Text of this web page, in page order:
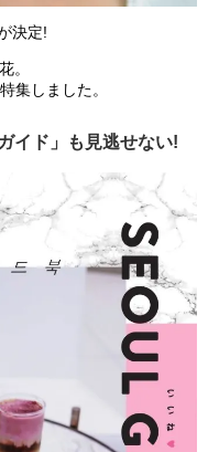
決定!
。
集しました。
イド」も見逃せない!